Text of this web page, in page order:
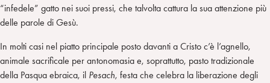
“infedele” gatto nei suoi pressi, che talvolta cattura la sua attenzione più
delle parole di Gesù.
In molti casi nel piatto principale posto davanti a Cristo c’è l’agnello,
animale sacrificale per antonomasia e, soprattutto, pasto tradizionale
della Pasqua ebraica, il Pesach, festa che celebra la liberazione degli